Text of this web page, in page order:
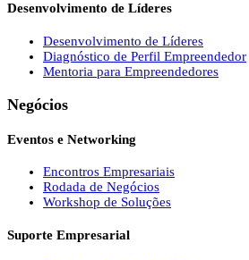
Desenvolvimento de Líderes
Desenvolvimento de Líderes
Diagnóstico de Perfil Empreendedor
Mentoria para Empreendedores
Negócios
Eventos e Networking
Encontros Empresariais
Rodada de Negócios
Workshop de Soluções
Suporte Empresarial